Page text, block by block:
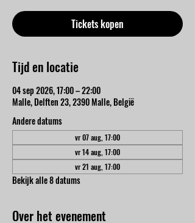
Tickets kopen
Tijd en locatie
04 sep 2026, 17:00 – 22:00
Malle, Delften 23, 2390 Malle, België
Andere datums
vr 07 aug, 17:00
vr 14 aug, 17:00
vr 21 aug, 17:00
Bekijk alle 8 datums
Over het evenement